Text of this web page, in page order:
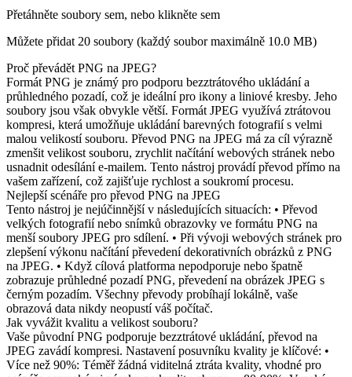
Přetáhněte soubory sem, nebo klikněte sem
Můžete přidat 20 soubory (každý soubor maximálně 10.0 MB)
Proč převádět PNG na JPEG?
Formát PNG je známý pro podporu bezztrátového ukládání a
průhledného pozadí, což je ideální pro ikony a liniové kresby. Jeho
soubory jsou však obvykle větší. Formát JPEG využívá ztrátovou
kompresi, která umožňuje ukládání barevných fotografií s velmi
malou velikostí souboru. Převod PNG na JPEG má za cíl výrazně
zmenšit velikost souboru, zrychlit načítání webových stránek nebo
usnadnit odesílání e-mailem. Tento nástroj provádí převod přímo na
vašem zařízení, což zajišťuje rychlost a soukromí procesu.
Nejlepší scénáře pro převod PNG na JPEG
Tento nástroj je nejúčinnější v následujících situacích: • Převod
velkých fotografií nebo snímků obrazovky ve formátu PNG na
menší soubory JPEG pro sdílení. • Při vývoji webových stránek pro
zlepšení výkonu načítání převedení dekorativních obrázků z PNG
na JPEG. • Když cílová platforma nepodporuje nebo špatně
zobrazuje průhledné pozadí PNG, převedení na obrázek JPEG s
černým pozadím. Všechny převody probíhají lokálně, vaše
obrazová data nikdy neopustí váš počítač.
Jak vyvážit kvalitu a velikost souboru?
Vaše původní PNG podporuje bezztrátové ukládání, převod na
JPEG zavádí kompresi. Nastavení posuvníku kvality je klíčové: •
Více než 90%: Téměř žádná viditelná ztráta kvality, vhodné pro